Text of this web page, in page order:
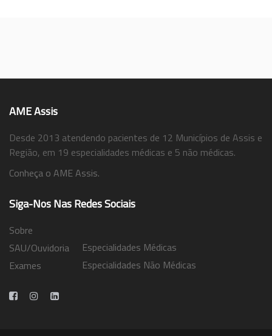
AME Assis
Desde 2013 atendendo pacientes de 12 Municípios de Assis e
Região, em 19 especialidades médicas e 5 não médicas.
Conheça o AME Assis.
Siga-Nos Nas Redes Sociais
Sobre
SAU/Ouvidoria
Exames
Especialidades Médicas
Especialidades Não Médicas